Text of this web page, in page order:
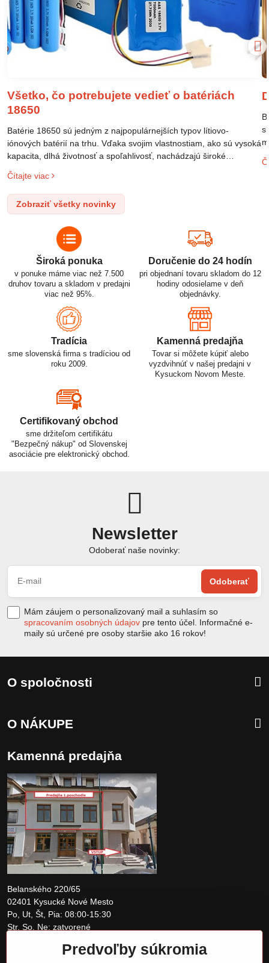
Všetko, čo potrebujete vedieť o batériách
18650
Batérie 18650 sú jedným z najpopulárnejších typov lítiovo-
iónových batérií na trhu. Vďaka svojim vlastnostiam, ako sú vysoká
kapacita, dlhá životnosť a spoľahlivosť, nachádzajú široké
po elektrické vozidlá. Pochopenie ich delenia, označovania a
správneho používania je kľúčom k ich efektívnemu a bezpečnému
využitiu.
Čítajte viac
Zobraziť všetky novinky
Široká ponuka
v ponuke máme viac než 7.500
druhov tovaru a skladom v predajni
viac než 95%.
Doručenie do 24 hodín
pri objednaní tovaru skladom do 12
hodiny odosielame v deň
objednávky.
Tradícia
sme slovenská firma s tradíciou od
roku 2009.
Kamenná predajňa
Tovar si môžete kúpiť alebo
vyzdvihnúť v našej predajni v
Kysuckom Novom Meste.
Certifikovaný obchod
sme držiteľom certifikátu
"Bezpečný nákup" od Slovenskej
asociácie pre elektronický obchod.
Newsletter
Odoberať naše novinky:
Odoberať
Mám záujem o personalizovaný mail a suhlasím so
spracovaním osobných údajov pre tento účel. Informačné e-
maily sú určené pre osoby staršie ako 16 rokov!
O spoločnosti
O NÁKUPE
Kamenná predajňa
Belanského 220/65
02401 Kysucké Nové Mesto
Po, Ut, Št, Pia: 08:00-15:30
Str, So, Ne: zatvorené
Predvoľby súkromia